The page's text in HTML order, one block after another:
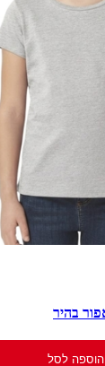
הוספה לסל